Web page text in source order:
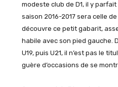
modeste club de D1, il y
saison 2016-2017 sera celle
découvre ce petit gabarit,
habile avec son pied gauche.
U19, puis U21, il n’est pas le
guère d’occasions de se